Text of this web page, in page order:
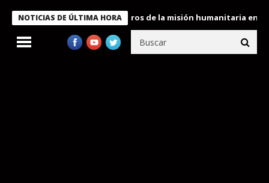
NOTICIAS DE ÚLTIMA HORA
Bukele condecora a miembros de la misión humanitaria enviada a